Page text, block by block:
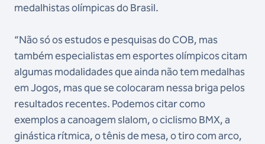
medalhistas olímpicas do Brasil.
“Não só os estudos e pesquisas do COB, mas
também especialistas em esportes olímpicos citam
algumas modalidades que ainda não tem medalhas
em Jogos, mas que se colocaram nessa briga pelos
resultados recentes. Podemos citar como
exemplos a canoagem slalom, o ciclismo BMX, a
ginástica rítmica, o tênis de mesa, o tiro com arco,